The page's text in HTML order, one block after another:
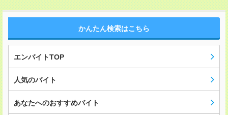
かんたん検索はこちら
エンバイトTOP
人気のバイト
あなたへのおすすめバイト